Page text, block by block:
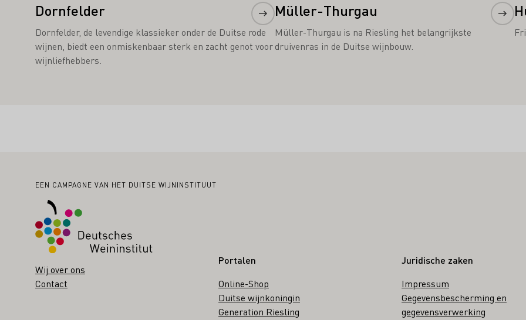
Dornfelder
Dornfelder, de levendige klassieker onder de Duitse rode
wijnen, biedt een onmiskenbaar sterk en zacht genot voor
wijnliefhebbers.
Müller-Thurgau
Müller-Thurgau is na Riesling het belangrijkste
druivenras in de Duitse wijnbouw.
Voettekst
EEN CAMPAGNE VAN HET DUITSE WIJNINSTITUUT
Wij over ons
Contact
Portalen
Online-Shop
Duitse wijnkoningin
Generation Riesling
Juridische zaken
Impressum
Gegevensbescherming en
gegevensverwerking